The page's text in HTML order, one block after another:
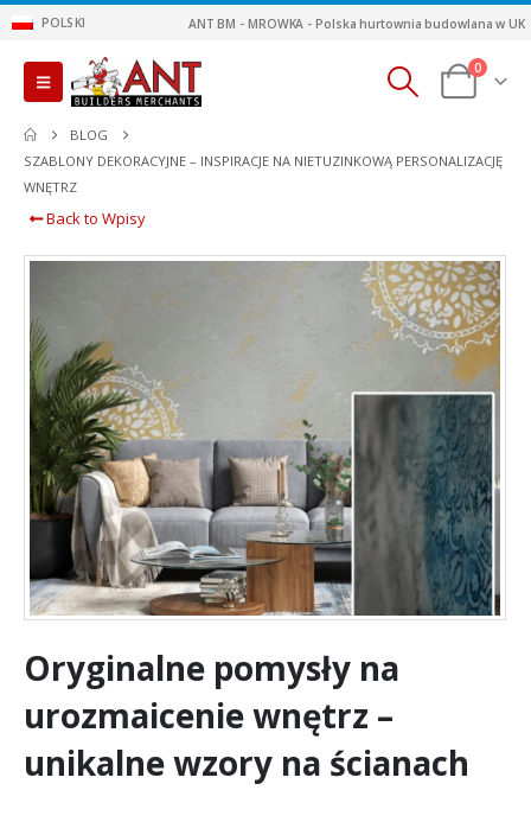
POLSKI ANT BM - MROWKA - Polska hurtownia budowlana w UK
0
BLOG
SZABLONY DEKORACYJNE – INSPIRACJE NA NIETUZINKOWĄ PERSONALIZACJĘ
WNĘTRZ
Back to Wpisy
Oryginalne pomysły na
urozmaicenie wnętrz –
unikalne wzory na ścianach